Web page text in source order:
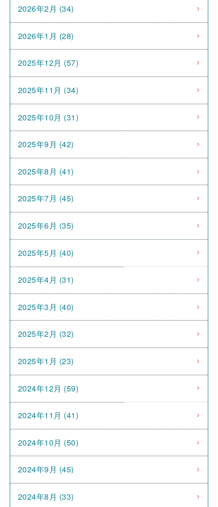
2026年2月 (34)
2026年1月 (28)
2025年12月 (57)
2025年11月 (34)
2025年10月 (31)
2025年9月 (42)
2025年8月 (41)
2025年7月 (45)
2025年6月 (35)
2025年5月 (40)
2025年4月 (31)
2025年3月 (40)
2025年2月 (32)
2025年1月 (23)
2024年12月 (59)
2024年11月 (41)
2024年10月 (50)
2024年9月 (45)
2024年8月 (33)